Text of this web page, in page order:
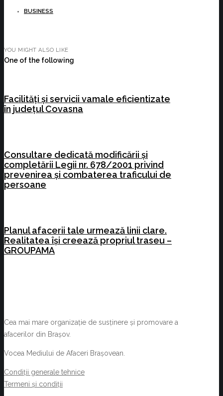
BUSINESS
YOU MIGHT ALSO LIKE
One of the following
Facilități și servicii vamale eficientizate
în județul Covasna
Consultare dedicată modificării și
completării Legii nr. 678/2001 privind
prevenirea și combaterea traficului de
persoane
Planul afacerii tale urmează linii clare.
Realitatea își creează propriul traseu –
GROUPAMA
Cea mai mare organizație de susținere și promovare a
afacerilor din Brașov.
Vocea Mediului de Afaceri Brașovean.
Condiții generale tehnice
Termeni și condiții